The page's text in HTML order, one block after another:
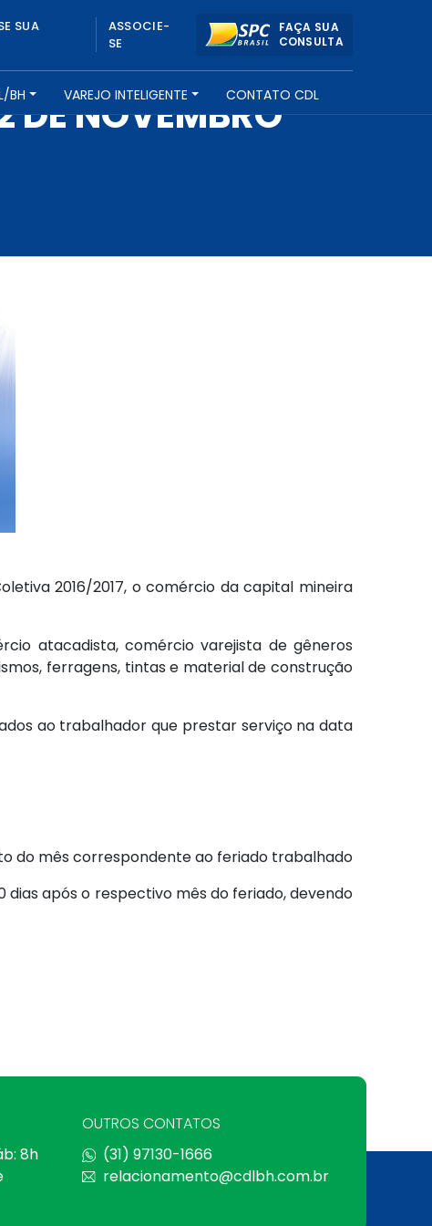
SUA
ASSOCIE-
SE
FAÇA SUA
CONSULTA
BH VAREJO INTELIGENTE CONTATO CDL
DE NOVEMBRO
2016/2017, o comércio da capital mineira
atacadista, comércio varejista de gêneros
ferragens, tintas e material de construção
ao trabalhador que prestar serviço na data
do mês correspondente ao feriado trabalhado
após o respectivo mês do feriado, devendo
8h
OUTROS CONTATOS
(31) 97130-1666
relacionamento@cdlbh.com.br